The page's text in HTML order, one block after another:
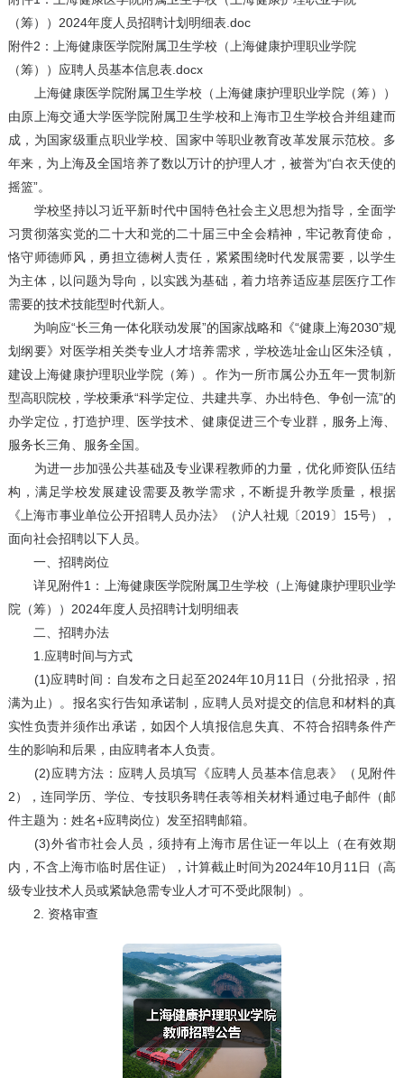
（筹））2024年度人员招聘计划明细表.doc
附件2：上海健康医学院附属卫生学校（上海健康护理职业学院
（筹））应聘人员基本信息表.docx
上海健康医学院附属卫生学校（上海健康护理职业学院（筹））
由原上海交通大学医学院附属卫生学校和上海市卫生学校合并组建而
成，为国家级重点职业学校、国家中等职业教育改革发展示范校。多
年来，为上海及全国培养了数以万计的护理人才，被誉为“白衣天使的
摇篮”。
学校坚持以习近平新时代中国特色社会主义思想为指导，全面学
习贯彻落实党的二十大和党的二十届三中全会精神，牢记教育使命，
恪守师德师风，勇担立德树人责任，紧紧围绕时代发展需要，以学生
为主体，以问题为导向，以实践为基础，着力培养适应基层医疗工作
需要的技术技能型时代新人。
为响应“长三角一体化联动发展”的国家战略和《“健康上海2030”规
划纲要》对医学相关类专业人才培养需求，学校选址金山区朱泾镇，
建设上海健康护理职业学院（筹）。作为一所市属公办五年一贯制新
型高职院校，学校秉承“科学定位、共建共享、办出特色、争创一流”的
办学定位，打造护理、医学技术、健康促进三个专业群，服务上海、
服务长三角、服务全国。
为进一步加强公共基础及专业课程教师的力量，优化师资队伍结
构，满足学校发展建设需要及教学需求，不断提升教学质量，根据
《上海市事业单位公开招聘人员办法》（沪人社规〔2019〕15号），
面向社会招聘以下人员。
一、招聘岗位
详见附件1：上海健康医学院附属卫生学校（上海健康护理职业学
院（筹））2024年度人员招聘计划明细表
二、招聘办法
1.应聘时间与方式
(1)应聘时间：自发布之日起至2024年10月11日（分批招录，招
满为止）。报名实行告知承诺制，应聘人员对提交的信息和材料的真
实性负责并须作出承诺，如因个人填报信息失真、不符合招聘条件产
生的影响和后果，由应聘者本人负责。
(2)应聘方法：应聘人员填写《应聘人员基本信息表》（见附件
2），连同学历、学位、专技职务聘任表等相关材料通过电子邮件（邮
件主题为：姓名+应聘岗位）发至招聘邮箱。
(3)外省市社会人员，须持有上海市居住证一年以上（在有效期
内，不含上海市临时居住证），计算截止时间为2024年10月11日（高
级专业技术人员或紧缺急需专业人才可不受此限制）。
2. 资格审查